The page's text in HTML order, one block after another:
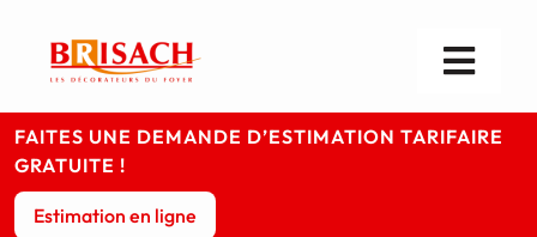
contenu
Les cheminées
Les poêles
FAITES UNE DEMANDE D’ESTIMATION TARIFAIRE
GRATUITE !
Estimation en ligne